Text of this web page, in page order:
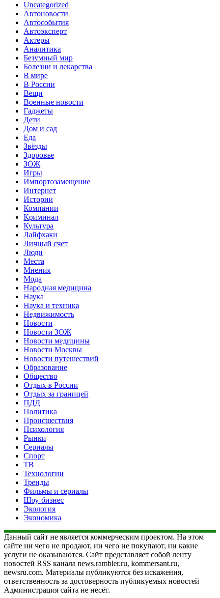
Uncategorized
Автоновости
Автособытия
Автоэксперт
Актеры
Аналитика
Безумный мир
Болезни и лекарства
В мире
В России
Вещи
Военные новости
Гаджеты
Дети
Дом и сад
Еда
Звёзды
Здоровье
ЗОЖ
Игры
Импортозамещение
Интернет
Истории
Компании
Криминал
Культура
Лайфхаки
Личный счет
Люди
Места
Мнения
Мода
Народная медицина
Наука
Наука и техника
Недвижимость
Новости
Новости ЗОЖ
Новости медицины
Новости Москвы
Новости путешествий
Образование
Общество
Отдых в России
Отдых за границей
ПДД
Политика
Происшествия
Психология
Рынки
Сериалы
Спорт
ТВ
Технологии
Тренды
Фильмы и сериалы
Шоу-бизнес
Экология
Экономика
Данный сайт не является коммерческим проектом. На этом
сайте ни чего не продают, ни чего не покупают, ни какие
услуги не оказываются. Сайт представляет собой ленту
новостей RSS канала news.rambler.ru, kommersant.ru,
newsru.com. Материалы публикуются без искажения,
ответственность за достоверность публикуемых новостей
Администрация сайта не несёт.